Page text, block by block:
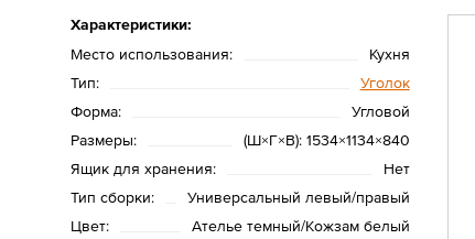
Характеристики:
Место использования:
Кухня
Тип:
Уголок
Форма:
Угловой
Размеры:
(Ш×Г×В): 1534×1134×840
Ящик для хранения:
Нет
Тип сборки:
Универсальный левый/правый
Цвет:
Ателье темный/Кожзам белый